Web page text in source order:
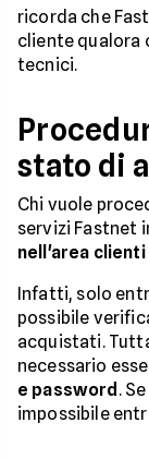
ricorda che
cliente qualora
tecnici.
stato di
Chi vuole
servizi Fastnet
nell'area clienti
Infatti, solo
possibile
acquistati.
necessario
e password .
impossibile